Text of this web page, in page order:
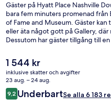
Gäster på Hyatt Place Nashville
bara fem minuters promenad från
of Fame and Museum. Gäster
eller äta något gott på Gallery, där
Dessutom har gäster tillgång till
den hjälpsamma personalen
Det
nuvarande
priset
är
1 544 kr
1 544 kr
inklusive skatter och avgifter
23 aug. – 24 aug.
Recensioner
9,29,2 av 10,
UnderbartSe alla 6 183